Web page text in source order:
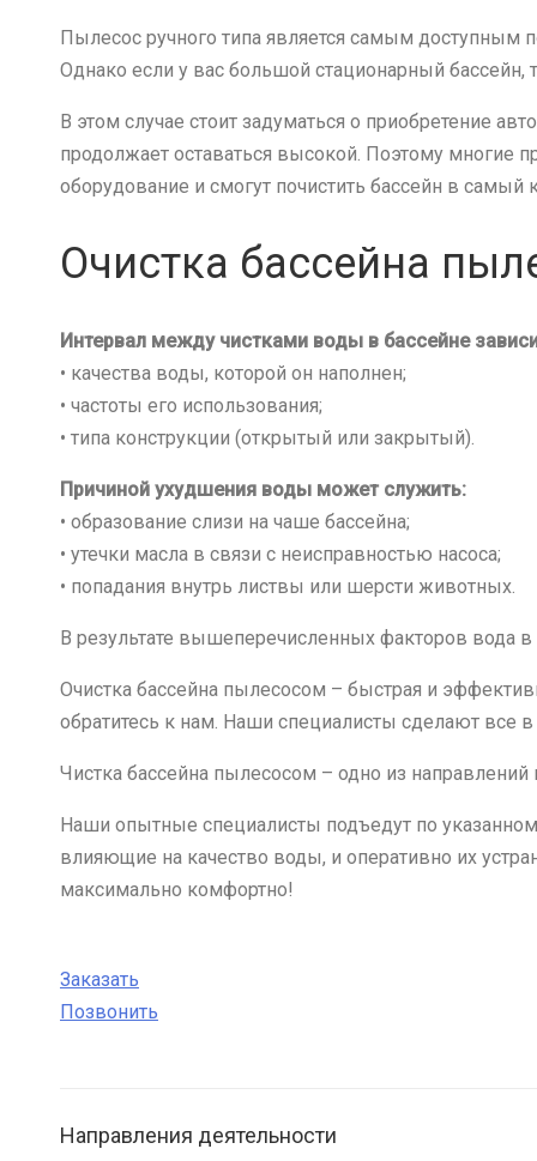
Пылесос ручного типа является самым
Однако если у вас большой стационарный бассейн,
В этом случае стоит задуматься о приобретение
продолжает оставаться высокой. Поэтому
оборудование и смогут почистить бассейн в самый
Очистка бассейна
Интервал между чистками воды в бассейне
• качества воды, которой он наполнен;
• частоты его использования;
• типа конструкции (открытый или закрытый).
Причиной ухудшения воды может служить:
• образование слизи на чаше бассейна;
• утечки масла в связи с неисправностью насоса;
• попадания внутрь листвы или шерсти животных.
В результате вышеперечисленных факторов вода
Очистка бассейна пылесосом – быстрая и
обратитесь к нам. Наши специалисты сделают все
Чистка бассейна пылесосом – одно из
Наши опытные специалисты подъедут по
влияющие на качество воды, и оперативно их
максимально комфортно!
Заказать
Позвонить
Направления деятельности